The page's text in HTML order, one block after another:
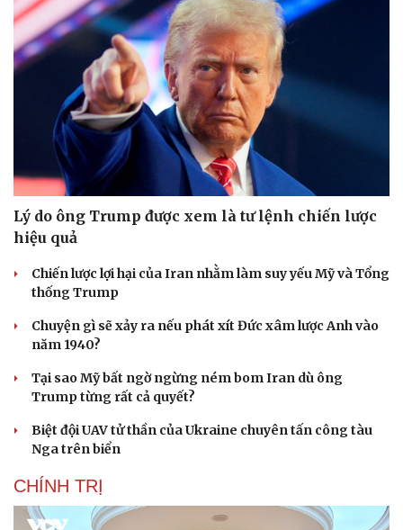
Lý do ông Trump được xem là tư lệnh chiến lược
hiệu quả
Chiến lược lợi hại của Iran nhằm làm suy yếu Mỹ và Tổng
thống Trump
Chuyện gì sẽ xảy ra nếu phát xít Đức xâm lược Anh vào
năm 1940?
Tại sao Mỹ bất ngờ ngừng ném bom Iran dù ông
Trump từng rất cả quyết?
Biệt đội UAV tử thần của Ukraine chuyên tấn công tàu
Nga trên biển
CHÍNH TRỊ